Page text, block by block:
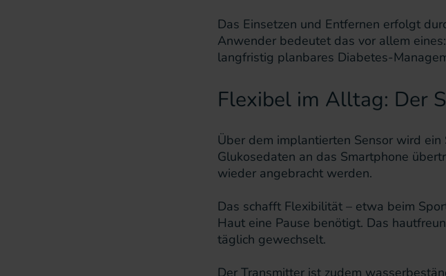
Das Einsetzen und Entfernen erfolgt
Anwender bedeutet das vor allem
langfristig planbares Diabetes-
Flexibel im Alltag: Der
Über dem implantierten Sensor wird
Glukosedaten an das Smartphone
wieder angebracht werden.
Das schafft Flexibilität – etwa beim
Haut eine Pause benötigt. Das
täglich gewechselt.
Der Transmitter ist zudem